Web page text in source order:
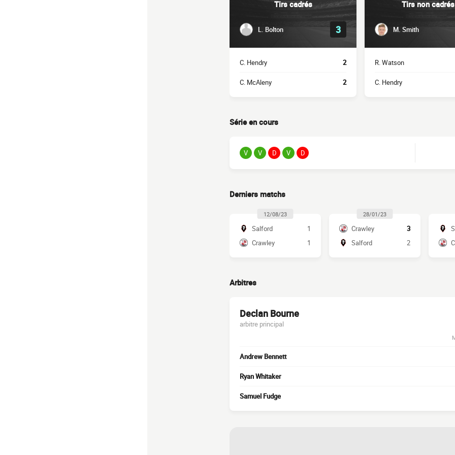
Tirs cadrés
L. Bolton 3
C. Hendry 2
C. McAleny 2
Tirs non cadrés
M. Smith
R. Watson
C. Hendry
Série en cours
V V D V D
Derniers matchs
12/08/23
Salford
1
Crawley
1
28/01/23
Crawley
3
Salford
2
Arbitres
Declan Bourne
arbitre principal
Andrew Bennett
Ryan Whitaker
Samuel Fudge